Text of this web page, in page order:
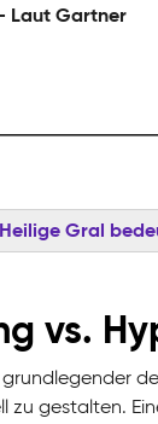
Laut Gartner
Gral
vs.
zu gestalten.